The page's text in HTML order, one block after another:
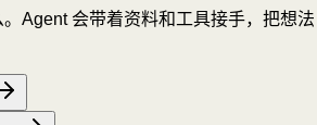
Agent 会带着资料和工具接手，把想法